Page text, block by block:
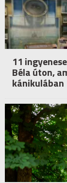
11
Béla úton,
kánikulában